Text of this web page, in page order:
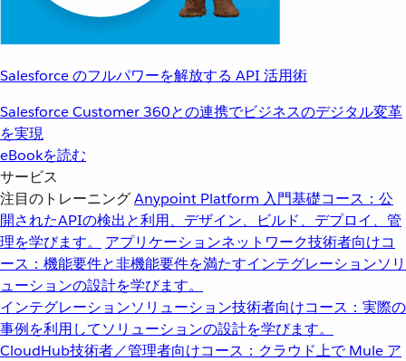
Salesforce のフルパワーを解放する API 活用術
Salesforce Customer 360との連携でビジネスのデジタル変革
を実現
eBookを読む
サービス
注目のトレーニングAnypoint Platform 入門基礎コース：公
開されたAPIの検出と利用、デザイン、ビルド、デプロイ、管
理を学びます。
アプリケーションネットワーク技術者向けコ
ース：機能要件と非機能要件を満たすインテグレーションソリ
ューションの設計を学びます。
インテグレーションソリューション技術者向けコース：実際の
事例を利用してソリューションの設計を学びます。
CloudHub技術者／管理者向けコース：クラウド上で Mule ア